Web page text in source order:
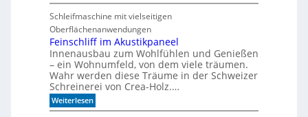
h
C
N
C
-
T
e
c
h
n
i
o
r
f
e
r
t
i
g
u
n
g
Schleifmaschine mit vielseitigen
Oberflächenanwendungen
Feinschliff im Akustikpaneel
Innenausbau zum Wohlfühlen und Genießen
– ein Wohnumfeld, von dem viele träumen.
Wahr werden diese Träume in der Schweizer
Schreinerei von Crea-Holz.…
Weiterlesen:
F